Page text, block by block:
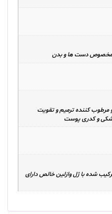
مخصوص دست ها و بدن
مرطوب کننده ترمیم و تقویت
و کدری پوست
شده با ژل وازلین خالص دارای